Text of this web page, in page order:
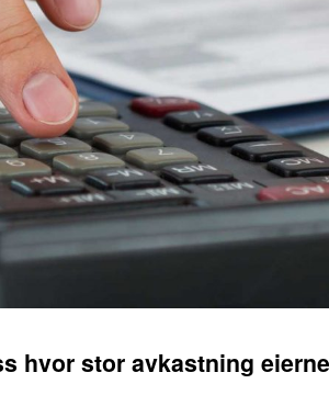
hvor stor avkastning